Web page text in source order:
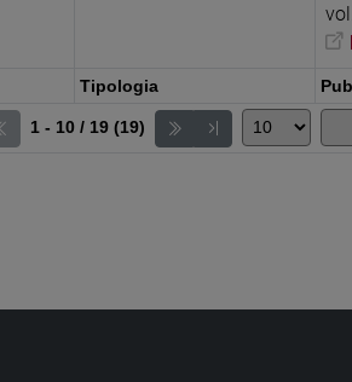
Tipologia
1 - 10 / 19 (19)